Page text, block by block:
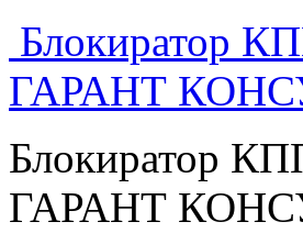
Блокиратор
ГАРАНТ
Блокиратор
ГАРАНТ